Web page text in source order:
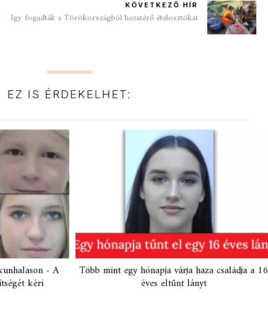
KÖVETKEZŐ HÍR
Így fogadták a Törökországból hazatérő ételosztókat
EZ IS ÉRDEKELHET:
- A
kéri
Több mint egy hónapja várja haza családja a 16
éves eltűnt lányt